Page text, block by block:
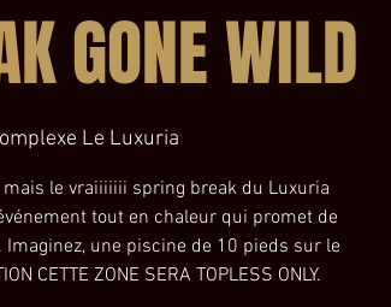
GONE WILD
Le Luxuria
le vraiiiiiii spring break du Luxuria
tout en chaleur qui promet de
une piscine de 10 pieds sur le
CETTE ZONE SERA TOPLESS ONLY.